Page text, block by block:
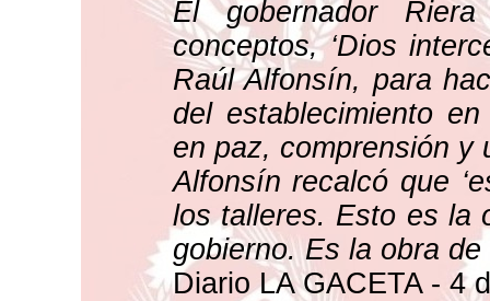
El gobernador
conceptos, ‘Dios
Raúl Alfonsín, para
del establecimiento
en paz, comprensión y
Alfonsín recalcó que
los talleres. Esto es la
gobierno. Es la obra de
Diario LA GACETA - 4